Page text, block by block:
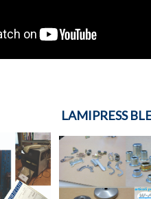
LAMIPRESS